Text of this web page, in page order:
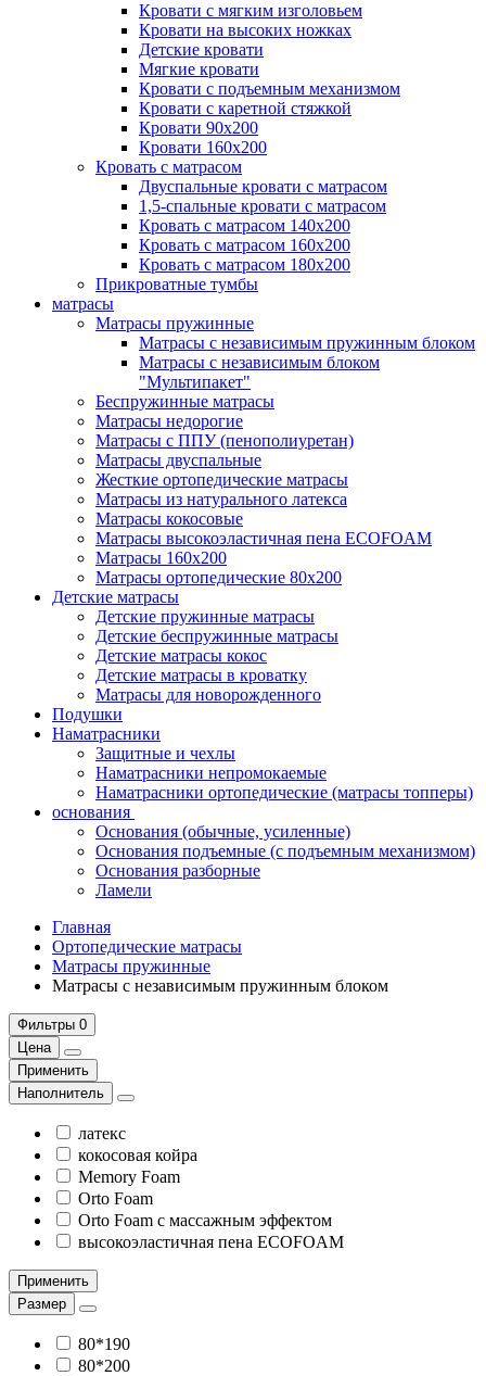
Кровати с мягким изголовьем
Кровати на высоких ножках
Детские кровати
Мягкие кровати
Кровати с подъемным механизмом
Кровати с каретной стяжкой
Кровати 90х200
Кровати 160х200
Кровать с матрасом
Двуспальные кровати с матрасом
1,5-спальные кровати с матрасом
Кровать с матрасом 140х200
Кровать с матрасом 160х200
Кровать с матрасом 180х200
Прикроватные тумбы
матрасы
Матрасы пружинные
Матрасы с независимым пружинным блоком
Матрасы с независимым блоком
"Мультипакет"
Беспружинные матрасы
Матрасы недорогие
Матрасы с ППУ (пенополиуретан)
Матрасы двуспальные
Жесткие ортопедические матрасы
Матрасы из натурального латекса
Матрасы кокосовые
Матрасы высокоэластичная пена ECOFOAM
Матрасы 160х200
Матрасы ортопедические 80х200
Детские матрасы
Детские пружинные матрасы
Детские беспружинные матрасы
Детские матрасы кокос
Детские матрасы в кроватку
Матрасы для новорожденного
Подушки
Наматрасники
Защитные и чехлы
Наматрасники непромокаемые
Наматрасники ортопедические (матрасы топперы)
основания
Основания (обычные, усиленные)
Основания подъемные (с подъемным механизмом)
Основания разборные
Ламели
Главная
Ортопедические матрасы
Матрасы пружинные
Матрасы с независимым пружинным блоком
Фильтры 0
Цена
Применить
Наполнитель
латекс
кокосовая койра
Memory Foam
Orto Foam
Orto Foam с массажным эффектом
высокоэластичная пена ECOFOAM
Применить
Размер
80*190
80*200